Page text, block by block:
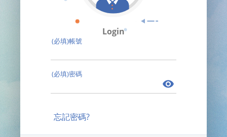
Login
(必填)帳號
(必填)密碼
忘記密碼?